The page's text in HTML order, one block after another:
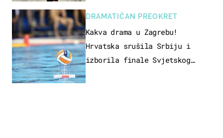
DRAMATIČAN PREOKRET
Kakva drama u Zagrebu!
Hrvatska srušila Srbiju i
izborila finale Svjetskog